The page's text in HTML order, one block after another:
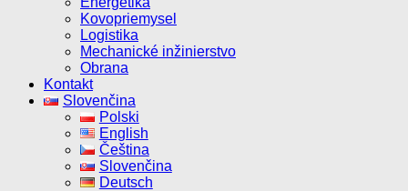
Kovopriemysel
Logistika
Mechanické inžinierstvo
Obrana
Kontakt
Slovenčina
Polski
English
Čeština
Slovenčina
Deutsch